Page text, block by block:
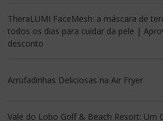
TheraLUMI FaceMesh: a máscara de
todos os dias para cuidar da pele |
desconto
Arrufadinhas Deliciosas na Air Fryer
Vale do Lobo Golf & Beach Resort: Um